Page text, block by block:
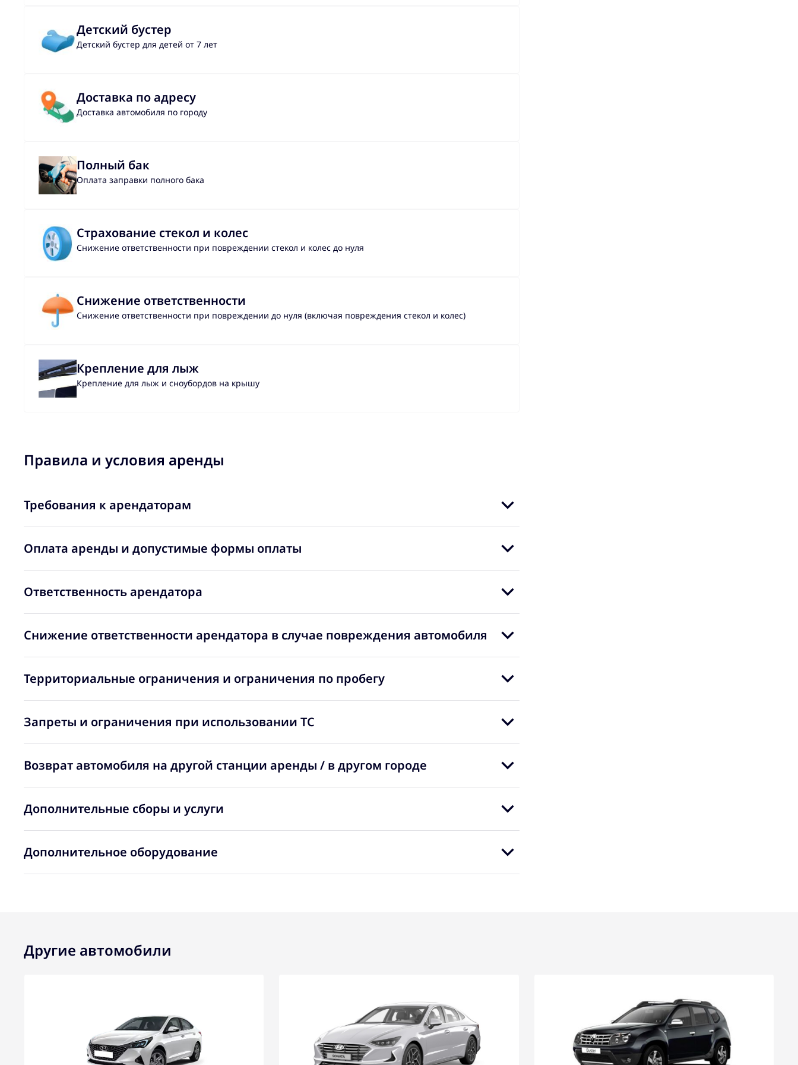
Детский бустер
Детский бустер для детей от 7 лет
Доставка по адресу
Доставка автомобиля по городу
Полный бак
Оплата заправки полного бака
Страхование стекол и колес
Снижение ответственности при повреждении стекол и колес до нуля
Снижение ответственности
Снижение ответственности при повреждении до нуля (включая повреждения стекол и колес)
Крепление для лыж
Крепление для лыж и сноубордов на крышу
Правила и условия аренды
Требования к арендаторам
Оплата аренды и допустимые формы оплаты
Ответственность арендатора
Снижение ответственности арендатора в случае повреждения автомобиля
Территориальные ограничения и ограничения по пробегу
Запреты и ограничения при использовании ТС
Возврат автомобиля на другой станции аренды / в другом городе
Дополнительные сборы и услуги
Дополнительное оборудование
Другие автомобили